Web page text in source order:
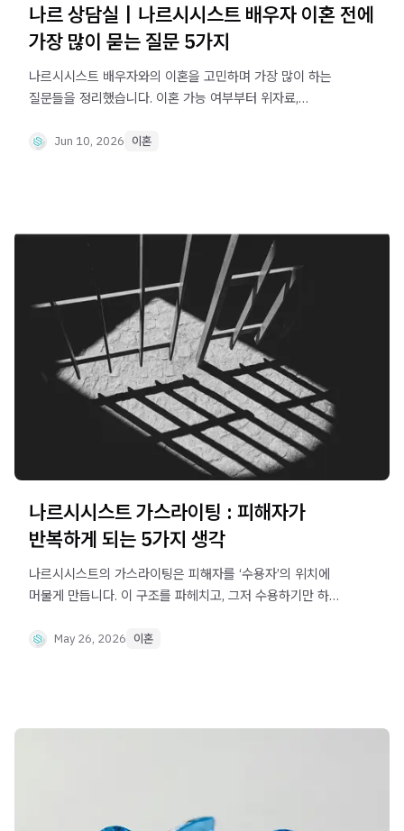
나르 상담실｜나르시시스트 배우자 이혼 전에
가장 많이 묻는 질문 5가지
나르시시스트 배우자와의 이혼을 고민하며 가장 많이 하는
질문들을 정리했습니다. 이혼 가능 여부부터 위자료,
확인하세요.
Jun 10, 2026 이혼
나르시시스트 가스라이팅 : 피해자가
반복하게 되는 5가지 생각
나르시시스트의 가스라이팅은 피해자를 ‘수용자’의 위치에
머물게 만듭니다. 이 구조를 파헤치고, 그저 수용하기만 하는
May 26, 2026 이혼